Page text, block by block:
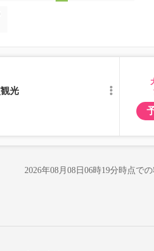
光
2026年08月08日06時19分時点で